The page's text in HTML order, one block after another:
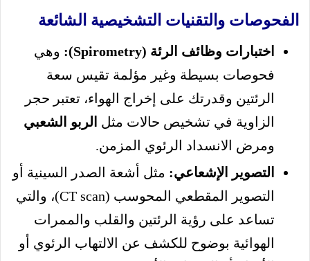
الفحوصات والتقنيات التشخيصية الشائعة
اختبارات وظائف الرئة (Spirometry):
وهي
فحوصات بسيطة وغير مؤلمة تقيس سعة
الرئتين وقدرتك على إخراج الهواء، تعتبر حجر
الزاوية في تشخيص حالات مثل الربو الشعبي
ومرض الانسداد الرئوي المزمن.
التصوير الإشعاعي: مثل أشعة الصدر السينية أو
التصوير المقطعي المحوسب (CT scan)، والتي
تساعد على رؤية الرئتين والقلب والممرات
الهوائية بوضوح للكشف عن الالتهاب الرئوي أو